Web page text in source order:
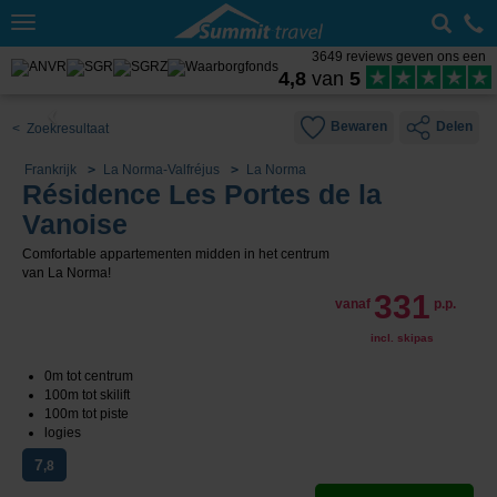
Toggle
3649 reviews geven ons een
4,8 van 5
< Zoekresultaat Bewaren Delen
Frankrijk La Norma-Valfréjus La Norma
Résidence Les Portes de la
Vanoise
Comfortable appartementen midden in het centrum
van La Norma!
vanaf 331 p.p.
incl. skipas
0m tot centrum
100m tot skilift
100m tot piste
logies
7,8